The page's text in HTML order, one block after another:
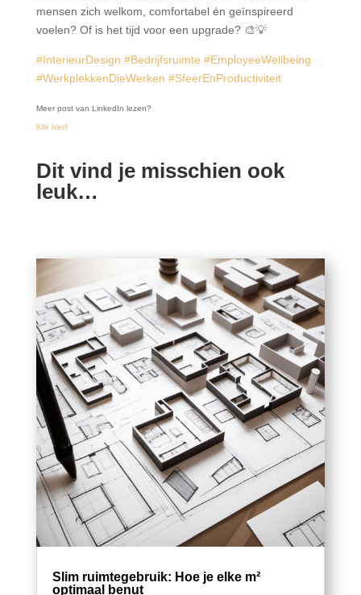
mensen zich welkom, comfortabel én geïnspireerd
voelen? Of is het tijd voor een upgrade? 🎨💡
#InterieurDesign #Bedrijfsruimte #EmployeeWellbeing
#WerkplekkenDieWerken #SfeerEnProductiviteit
Meer post van LinkedIn lezen?
Klik hier!
Dit vind je misschien ook
leuk…
Slim ruimtegebruik: Hoe je elke m²
optimaal benut